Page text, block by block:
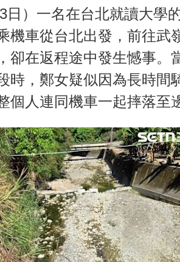
）一名在台北就讀大學
機車從台北出發，前往武
卻在返程途中發生憾事。
時，鄭女疑似因為長時間
人連同機車一起摔落至